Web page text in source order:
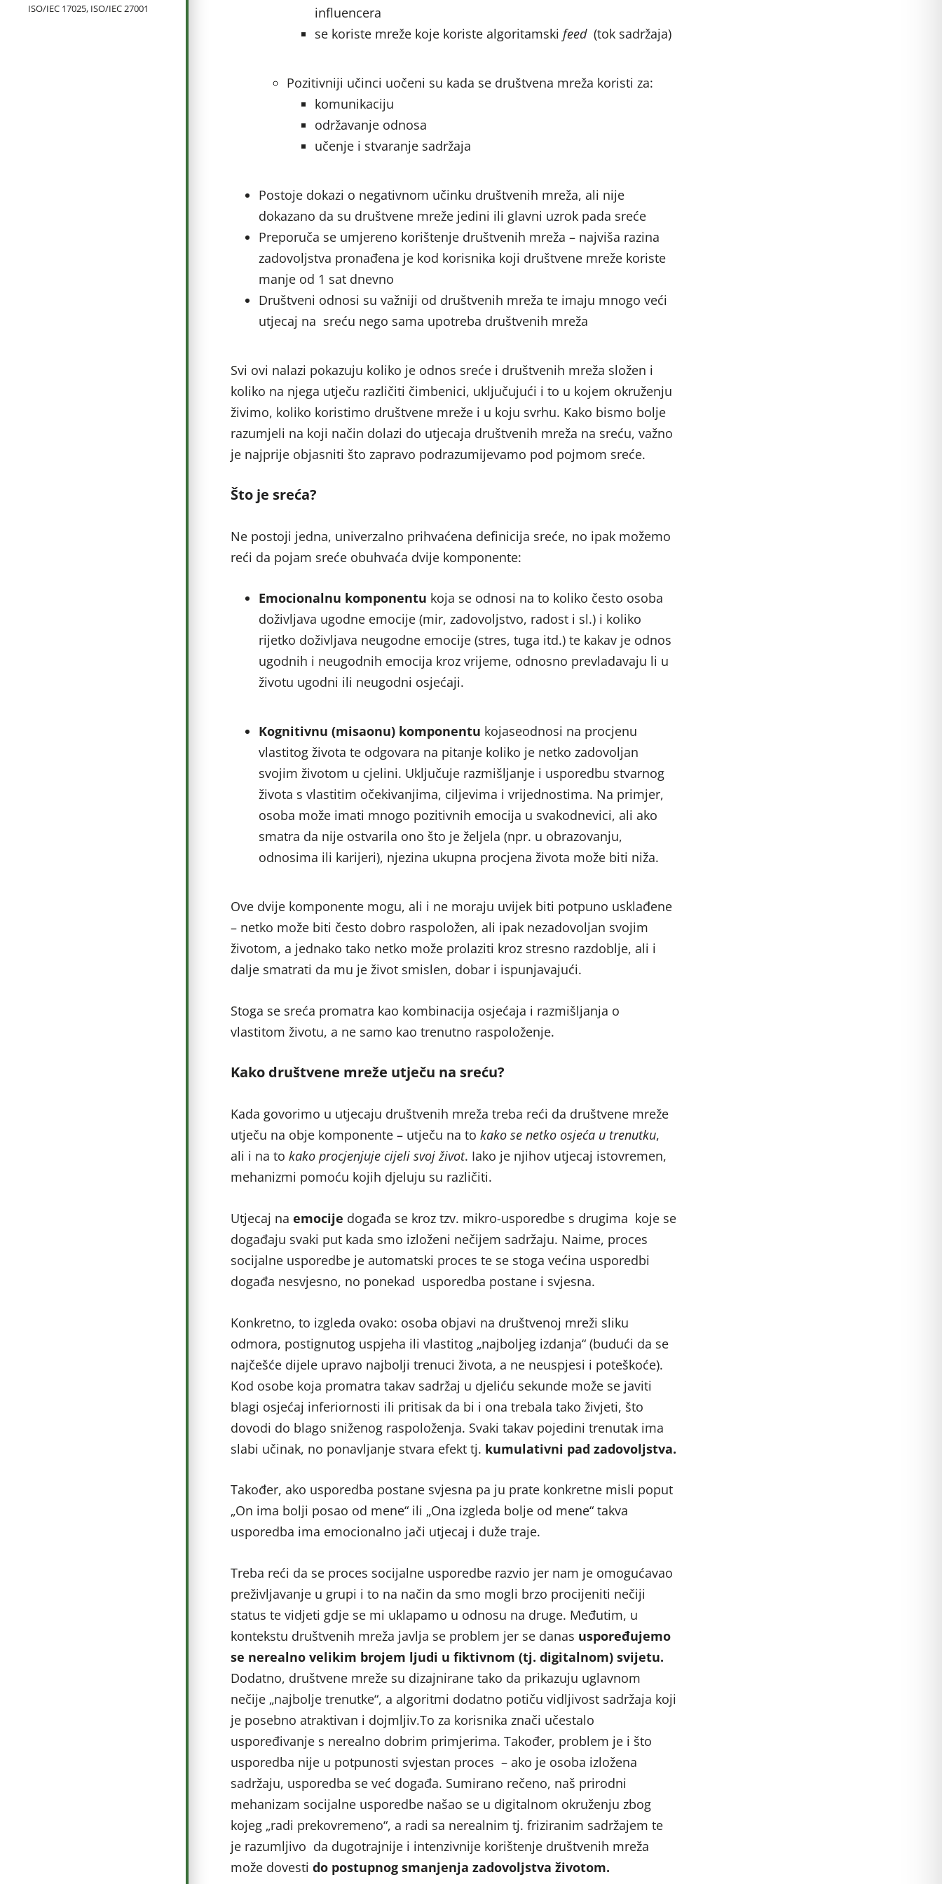
ISO/IEC 17025, ISO/IEC 27001
influencera
se koriste mreže koje koriste algoritamski feed (tok sadržaja)
Pozitivniji učinci uočeni su kada se društvena mreža koristi za:
komunikaciju
održavanje odnosa
učenje i stvaranje sadržaja
Postoje dokazi o negativnom učinku društvenih mreža, ali nije
dokazano da su društvene mreže jedini ili glavni uzrok pada sreće
Preporuča se umjereno korištenje društvenih mreža – najviša razina
zadovoljstva pronađena je kod korisnika koji društvene mreže koriste
manje od 1 sat dnevno
Društveni odnosi su važniji od društvenih mreža te imaju mnogo veći
utjecaj na sreću nego sama upotreba društvenih mreža
Svi ovi nalazi pokazuju koliko je odnos sreće i društvenih mreža složen i
koliko na njega utječu različiti čimbenici, uključujući i to u kojem okruženju
živimo, koliko koristimo društvene mreže i u koju svrhu. Kako bismo bolje
razumjeli na koji način dolazi do utjecaja društvenih mreža na sreću, važno
je najprije objasniti što zapravo podrazumijevamo pod pojmom sreće.
Što je sreća?
Ne postoji jedna, univerzalno prihvaćena definicija sreće, no ipak možemo
reći da pojam sreće obuhvaća dvije komponente:
Emocionalnu komponentu koja se odnosi na to koliko često osoba
doživljava ugodne emocije (mir, zadovoljstvo, radost i sl.) i koliko
rijetko doživljava neugodne emocije (stres, tuga itd.) te kakav je odnos
ugodnih i neugodnih emocija kroz vrijeme, odnosno prevladavaju li u
životu ugodni ili neugodni osjećaji.
Kognitivnu (misaonu) komponentu kojaseodnosi na procjenu
vlastitog života te odgovara na pitanje koliko je netko zadovoljan
svojim životom u cjelini. Uključuje razmišljanje i usporedbu stvarnog
života s vlastitim očekivanjima, ciljevima i vrijednostima. Na primjer,
osoba može imati mnogo pozitivnih emocija u svakodnevici, ali ako
smatra da nije ostvarila ono što je željela (npr. u obrazovanju,
odnosima ili karijeri), njezina ukupna procjena života može biti niža.
Ove dvije komponente mogu, ali i ne moraju uvijek biti potpuno usklađene
– netko može biti često dobro raspoložen, ali ipak nezadovoljan svojim
životom, a jednako tako netko može prolaziti kroz stresno razdoblje, ali i
dalje smatrati da mu je život smislen, dobar i ispunjavajući.
Stoga se sreća promatra kao kombinacija osjećaja i razmišljanja o
vlastitom životu, a ne samo kao trenutno raspoloženje.
Kako društvene mreže utječu na sreću?
Kada govorimo u utjecaju društvenih mreža treba reći da društvene mreže
utječu na obje komponente – utječu na to kako se netko osjeća u trenutku,
ali i na to kako procjenjuje cijeli svoj život. Iako je njihov utjecaj istovremen,
mehanizmi pomoću kojih djeluju su različiti.
Utjecaj na emocije događa se kroz tzv. mikro-usporedbe s drugima koje se
događaju svaki put kada smo izloženi nečijem sadržaju. Naime, proces
socijalne usporedbe je automatski proces te se stoga većina usporedbi
događa nesvjesno, no ponekad usporedba postane i svjesna.
Konkretno, to izgleda ovako: osoba objavi na društvenoj mreži sliku
odmora, postignutog uspjeha ili vlastitog „najboljeg izdanja“ (budući da se
najčešće dijele upravo najbolji trenuci života, a ne neuspjesi i poteškoće).
Kod osobe koja promatra takav sadržaj u djeliću sekunde može se javiti
blagi osjećaj inferiornosti ili pritisak da bi i ona trebala tako živjeti, što
dovodi do blago sniženog raspoloženja. Svaki takav pojedini trenutak ima
slabi učinak, no ponavljanje stvara efekt tj. kumulativni pad zadovoljstva.
Također, ako usporedba postane svjesna pa ju prate konkretne misli poput
„On ima bolji posao od mene“ ili „Ona izgleda bolje od mene“ takva
usporedba ima emocionalno jači utjecaj i duže traje.
Treba reći da se proces socijalne usporedbe razvio jer nam je omogućavao
preživljavanje u grupi i to na način da smo mogli brzo procijeniti nečiji
status te vidjeti gdje se mi uklapamo u odnosu na druge. Međutim, u
kontekstu društvenih mreža javlja se problem jer se danas uspoređujemo
se nerealno velikim brojem ljudi u fiktivnom (tj. digitalnom) svijetu.
Dodatno, društvene mreže su dizajnirane tako da prikazuju uglavnom
nečije „najbolje trenutke“, a algoritmi dodatno potiču vidljivost sadržaja koji
je posebno atraktivan i dojmljiv.To za korisnika znači učestalo
uspoređivanje s nerealno dobrim primjerima. Također, problem je i što
usporedba nije u potpunosti svjestan proces – ako je osoba izložena
sadržaju, usporedba se već događa. Sumirano rečeno, naš prirodni
mehanizam socijalne usporedbe našao se u digitalnom okruženju zbog
kojeg „radi prekovremeno“, a radi sa nerealnim tj. friziranim sadržajem te
je razumljivo da dugotrajnije i intenzivnije korištenje društvenih mreža
može dovesti do postupnog smanjenja zadovoljstva životom.